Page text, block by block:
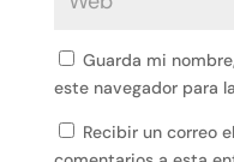
Guarda mi
este navegador para
Recibir un correo